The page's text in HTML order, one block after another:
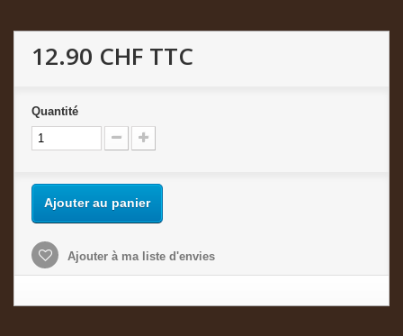
12.90 CHF TTC
Quantité
Ajouter au panier
Ajouter à ma liste d'envies